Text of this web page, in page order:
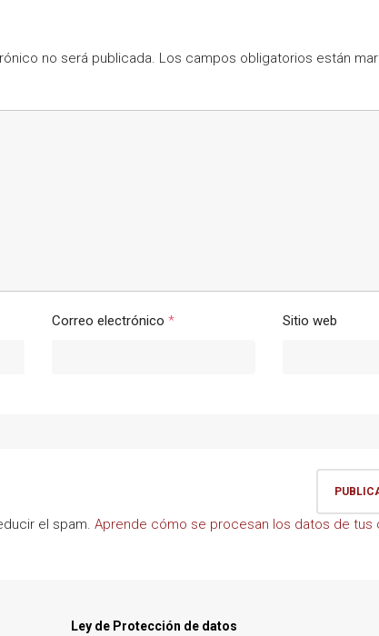
no será publicada. Los campos obligatorios están
Correo electrónico * Sitio web
el spam. Aprende cómo se procesan los datos de tus
Ley de Protección de datos